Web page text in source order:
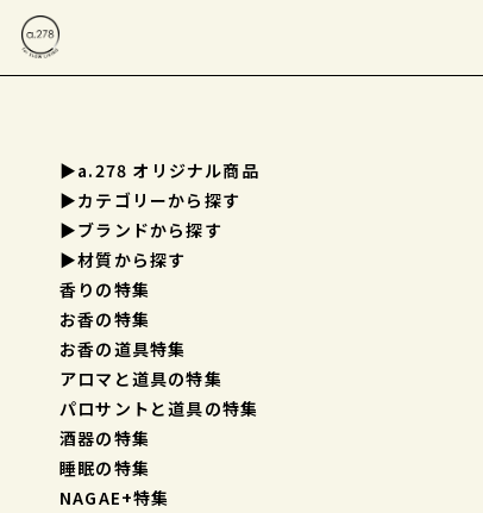
▶a.278 オリジナル商品
▶︎カテゴリーから探す
▶︎ブランドから探す
▶︎材質から探す
香りの特集
お香の特集
お香の道具特集
アロマと道具の特集
パロサントと道具の特集
酒器の特集
睡眠の特集
NAGAE+特集